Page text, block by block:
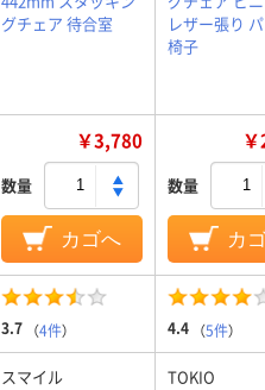
グチェア 待合室
レザー張り
椅子
￥3,780
数量
カゴへ
数量
カ
3.7 （4件） 4.4 （5件）
スマイル TOKIO